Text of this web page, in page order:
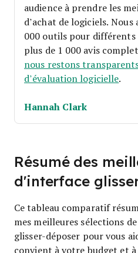
audience à prendre les
d’achat de logiciels.
000 outils pour différents
plus de 1 000 avis
nous restons
d’évaluation logicielle.
Hannah Clark
Résumé des
d'interface
Ce tableau comparatif
mes meilleures sélections
glisser-déposer pour vous
convient à votre budget et à